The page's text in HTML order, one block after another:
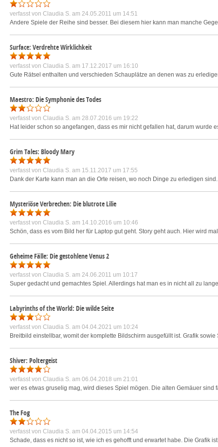
verfasst von Claudia S. am 24.05.2011 um 14:51
Andere Spiele der Reihe sind besser. Bei diesem hier kann man manche
Surface: Verdrehte Wirklichkeit
verfasst von Claudia S. am 17.12.2017 um 16:10
Gute Rätsel enthalten und verschieden Schauplätze an denen was zu
Maestro: Die Symphonie des Todes
verfasst von Claudia S. am 28.07.2016 um 19:22
Hat leider schon so angefangen, dass es mir nicht gefallen hat, darum
Grim Tales: Bloody Mary
verfasst von Claudia S. am 15.11.2017 um 17:55
Dank der Karte kann man an die Orte reisen, wo noch Dinge zu erledigen
Mysteriöse Verbrechen: Die blutrote Lilie
verfasst von Claudia S. am 14.10.2016 um 10:46
Schön, dass es vom Bild her für Laptop gut geht. Story geht auch. Hier wird
Geheime Fälle: Die gestohlene Venus 2
verfasst von Claudia S. am 24.06.2011 um 10:17
Super gedacht und gemachtes Spiel. Allerdings hat man es in nicht all zu
Labyrinths of the World: Die wilde Seite
verfasst von Claudia S. am 04.04.2021 um 10:24
Breitbild einstellbar, womit der komplette Bildschirm ausgefüllt ist. Grafik
Shiver: Poltergeist
verfasst von Claudia S. am 06.04.2018 um 21:01
wer es etwas gruselig mag, wird dieses Spiel mögen. Die alten Gemäuer
The Fog
verfasst von Claudia S. am 04.04.2015 um 14:54
Schade, dass es nicht so ist, wie ich es gehofft und erwartet habe. Die Grafik